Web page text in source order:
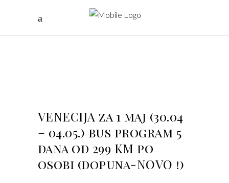
VENECIJA za 1 maj (30.04
– 04.05.) bus program 5
dana od 299 KM po
osobi (dopuna-NOVO !)